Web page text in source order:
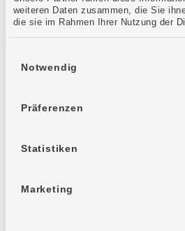
weiteren Daten zusammen, die Sie
die sie im Rahmen Ihrer Nutzung der
Notwendig
Präferenzen
Statistiken
Marketing
Kontaktformular